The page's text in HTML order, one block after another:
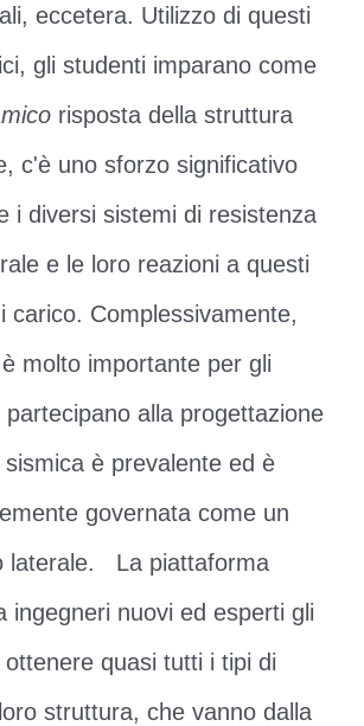
eccetera. Utilizzo di questi
gli studenti imparano come
risposta della struttura
c'è uno sforzo significativo
i diversi sistemi di resistenza
e le loro reazioni a questi
carico. Complessivamente,
molto importante per gli
partecipano alla progettazione
è prevalente ed è
governata come un
laterale. La piattaforma
ingegneri nuovi ed esperti gli
quasi tutti i tipi di
struttura, che vanno dalla